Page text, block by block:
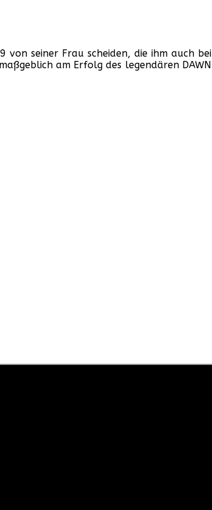
von seiner Frau scheiden, die ihm auch bei
am Erfolg des legendären DAWN